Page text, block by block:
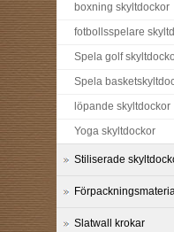
boxning skyltdockor
fotbollsspelare
Spela golf
Spela
löpande skyltdockor
Yoga skyltdockor
Stiliserade
Slatwall krokar